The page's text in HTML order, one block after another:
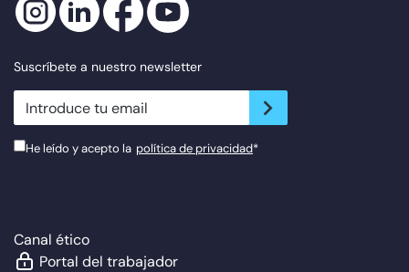
Suscríbete a nuestro newsletter
newsletter.suscribe
He leído y acepto la política de privacidad*
Canal ético
Portal del trabajador